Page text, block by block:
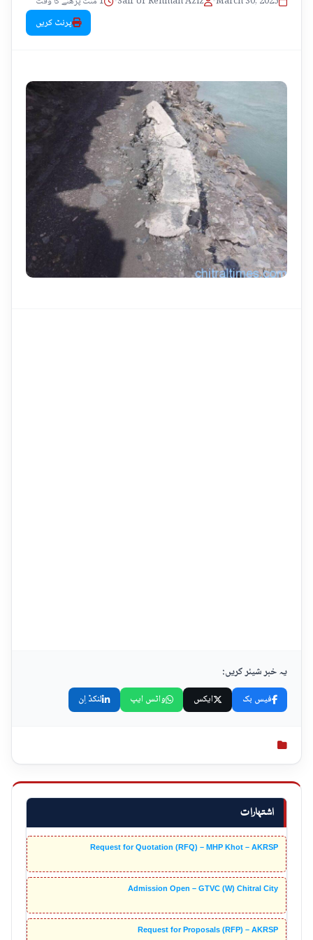
اشتہارات
Request for Quotation (RFQ) – MHP Khot – AKRSP
Admission Open – GTVC (W) Chitral City
Request for Proposals (RFP) – AKRSP
پرنٹ کریں
یہ خبر شیئر کریں:
فیس بک ایکس واٹس ایپ لنکڈ اِن